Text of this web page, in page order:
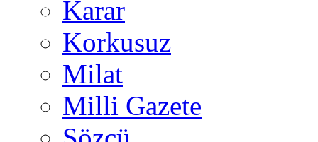
Karar
Korkusuz
Milat
Milli Gazete